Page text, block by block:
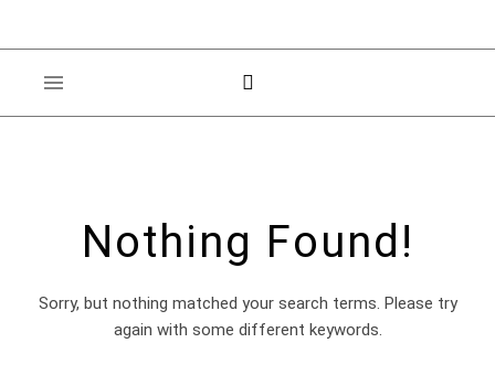
Nothing Found!
Sorry, but nothing matched your search terms. Please try
again with some different keywords.